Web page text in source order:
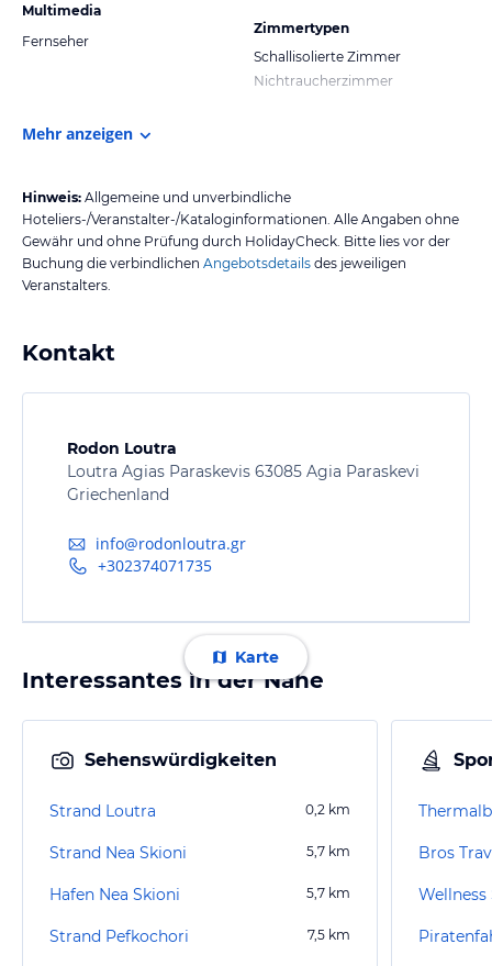
Multimedia
Fernseher
Zimmertypen
Schallisolierte Zimmer
Nichtraucherzimmer
Mehr anzeigen
Hinweis: Allgemeine und unverbindliche
Hoteliers-/Veranstalter-/Kataloginformationen. Alle Angaben ohne
Gewähr und ohne Prüfung durch HolidayCheck. Bitte lies vor der
Buchung die verbindlichen Angebotsdetails des jeweiligen
Veranstalters.
Kontakt
Rodon Loutra
Loutra Agias Paraskevis 63085 Agia Paraskevi
Griechenland
info@rodonloutra.gr
+302374071735
Karte
Interessantes in der Nähe
Sehenswürdigkeiten
Strand Loutra 0,2 km
Strand Nea Skioni 5,7 km
Hafen Nea Skioni 5,7 km
Strand Pefkochori 7,5 km
Bros